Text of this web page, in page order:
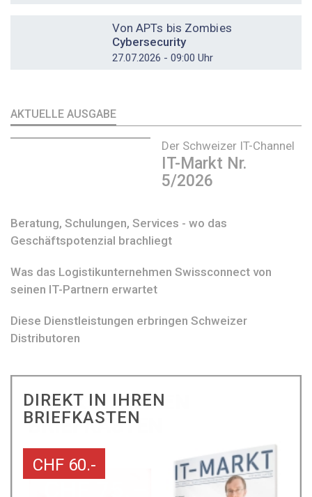
Von APTs bis Zombies
Cybersecurity
27.07.2026 - 09:00 Uhr
AKTUELLE AUSGABE
Der Schweizer IT-Channel
IT-Markt Nr.
5/2026
Beratung, Schulungen, Services - wo das
Geschäftspotenzial brachliegt
Was das Logistikunternehmen Swissconnect von
seinen IT-Partnern erwartet
Diese Dienstleistungen erbringen Schweizer
Distributoren
DIREKT IN IHREN
BRIEFKASTEN
CHF 60.-